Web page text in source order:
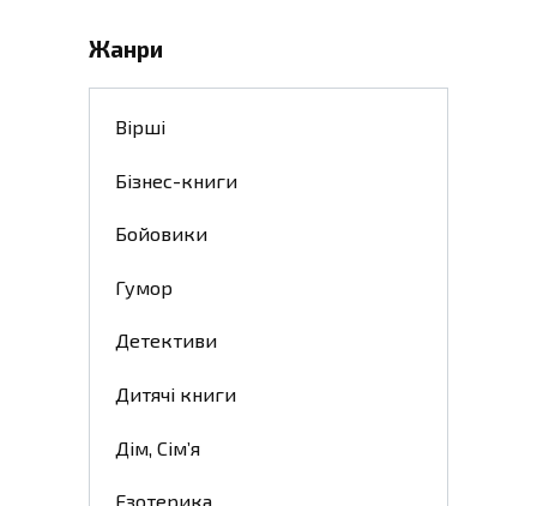
Жанри
Вірші
Бізнес-книги
Бойовики
Гумор
Детективи
Дитячі книги
Дім, Сім’я
Езотерика